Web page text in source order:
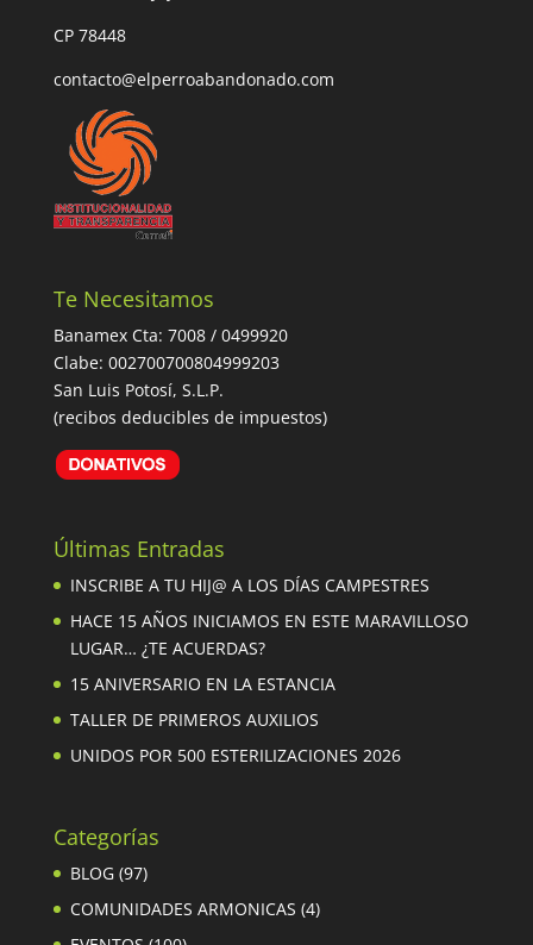
CP 78448
contacto@elperroabandonado.com
Te Necesitamos
Banamex Cta: 7008 / 0499920
Clabe: 002700700804999203
San Luis Potosí, S.L.P.
(recibos deducibles de impuestos)
Últimas Entradas
INSCRIBE A TU HIJ@ A LOS DÍAS CAMPESTRES
HACE 15 AÑOS INICIAMOS EN ESTE MARAVILLOSO
LUGAR… ¿TE ACUERDAS?
15 ANIVERSARIO EN LA ESTANCIA
TALLER DE PRIMEROS AUXILIOS
UNIDOS POR 500 ESTERILIZACIONES 2026
Categorías
BLOG(97)
COMUNIDADES ARMONICAS (4)